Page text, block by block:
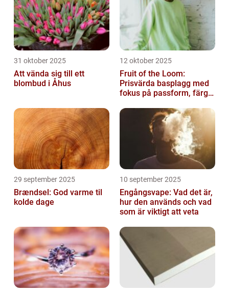
31 oktober 2025
Att vända sig till ett
blombud i Åhus
12 oktober 2025
Fruit of the Loom:
Prisvärda basplagg med
fokus på passform, färg
29 september 2025
Brændsel: God varme til
kolde dage
10 september 2025
Engångsvape: Vad det är,
hur den används och vad
som är viktigt att veta